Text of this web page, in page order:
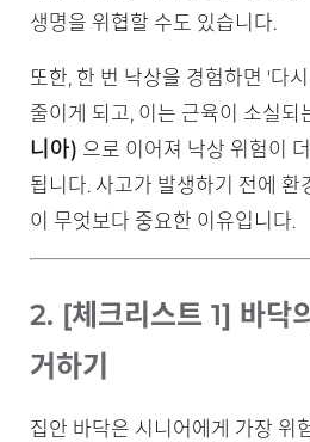
생명을 위협할 수도 있습니다.
또한, 한 번 낙상을 경험하면 '다
줄이게 되고, 이는 근육이 소실되
니아) 으로 이어져 낙상 위험이
됩니다. 사고가 발생하기 전에 환
이 무엇보다 중요한 이유입니다.
2. [체크리스트 1] 바닥
거하기
집안 바닥은 시니어에게 가장 위